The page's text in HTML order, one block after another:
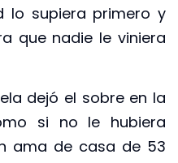
lo supiera primero y
que nadie le viniera
dejó el sobre en la
si no le hubiera
ama de casa de 53